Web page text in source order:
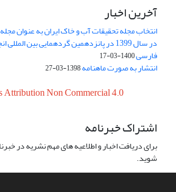
آخرین اخبار
انتخاب مجله تحقیقات آب و خاک ایران به عنوان
در سال 1399 در پانزدهمین گردهمایی بین
فارسی1400-03-17
انتشار به صورت ماهنامه1398-03-27
Attribution Non Commercial 4.0
اشتراک خبرنامه
برای دریافت اخبار و اطلاعیه های مهم نشریه در
شوید.